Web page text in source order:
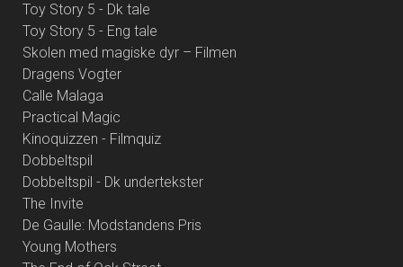
Toy Story 5 - Dk tale
Toy Story 5 - Eng tale
Skolen med magiske dyr – Filmen
Dragens Vogter
Calle Malaga
Practical Magic
Kinoquizzen - Filmquiz
Dobbeltspil
Dobbeltspil - Dk undertekster
The Invite
De Gaulle: Modstandens Pris
Young Mothers